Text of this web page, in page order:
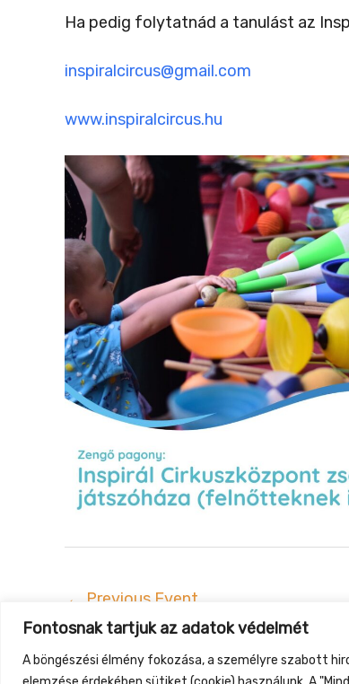
Fontosnak tartjuk az adatok védelmét
A böngészési élmény fokozása, a személyre szabott
Ha pedig folytatnád a tanulást az
inspiralcircus@gmail.com
www.inspiralcircus.hu
← Previous Event